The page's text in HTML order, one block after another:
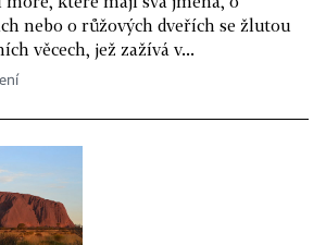
nebo o růžových dveřích se žlutou
věcech, jež zažívá v...